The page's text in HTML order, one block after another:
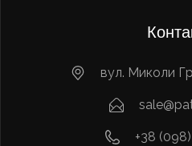
вул. Миколи
+38